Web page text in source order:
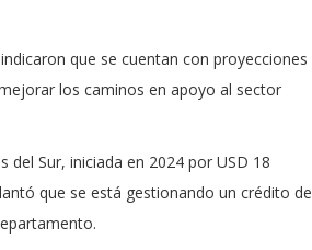
que se cuentan con proyecciones
los caminos en apoyo al sector
Sur, iniciada en 2024 por USD 18
que se está gestionando un crédito de